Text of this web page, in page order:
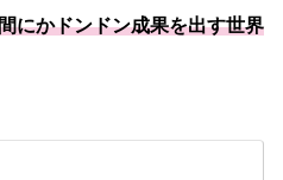
にかドンドン成果を出す世界